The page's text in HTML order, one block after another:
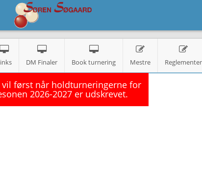
DM Finaler Book turnering Mestre Reglementer
vil først når holdturneringerne for
2026-2027 er udskrevet.